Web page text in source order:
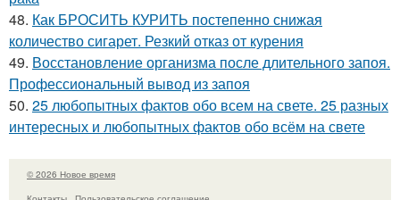
48. Как БРОСИТЬ КУРИТЬ постепенно снижая
количество сигарет. Резкий отказ от курения
49. Восстановление организма после длительного запоя.
Профессиональный вывод из запоя
50. 25 любопытных фактов обо всем на свете. 25 разных
интересных и любопытных фактов обо всём на свете
© 2026 Новое время